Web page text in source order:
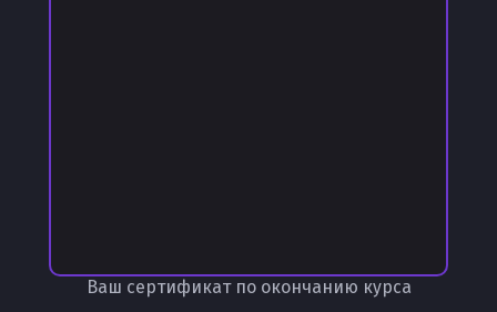
Ваш сертификат по окончанию курса